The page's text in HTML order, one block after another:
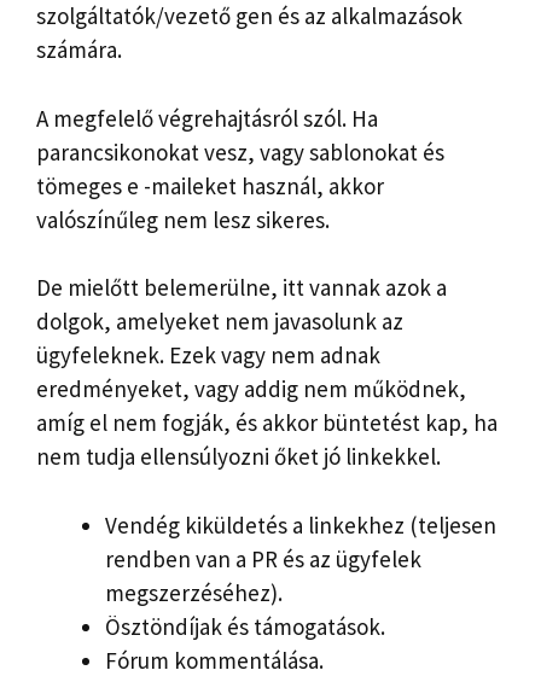
szolgáltatók/vezető gen és az alkalmazások
számára.
A megfelelő végrehajtásról szól. Ha
parancsikonokat vesz, vagy sablonokat és
tömeges e -maileket használ, akkor
valószínűleg nem lesz sikeres.
De mielőtt belemerülne, itt vannak azok a
dolgok, amelyeket nem javasolunk az
ügyfeleknek. Ezek vagy nem adnak
eredményeket, vagy addig nem működnek,
amíg el nem fogják, és akkor büntetést kap, ha
nem tudja ellensúlyozni őket jó linkekkel.
Vendég kiküldetés a linkekhez (teljesen
rendben van a PR és az ügyfelek
megszerzéséhez).
Ösztöndíjak és támogatások.
Fórum kommentálása.